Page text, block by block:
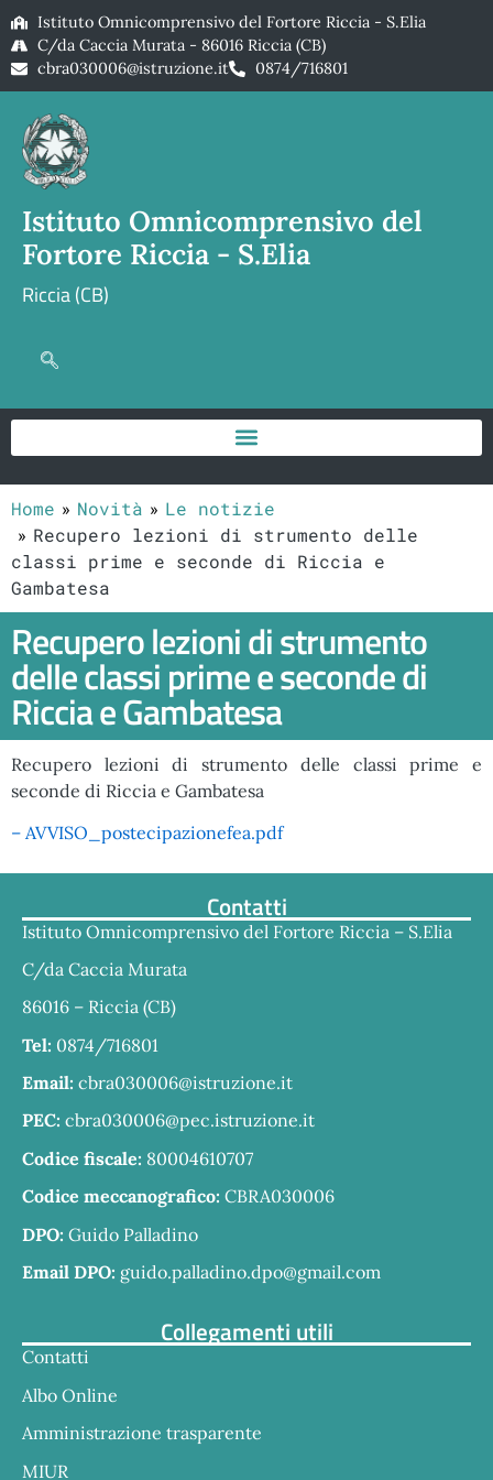
Istituto Omnicomprensivo del Fortore Riccia - S.Elia
C/da Caccia Murata - 86016 Riccia (CB)
cbra030006@istruzione.it
0874/716801
Istituto Omnicomprensivo del
Fortore Riccia - S.Elia
Riccia (CB)
Home Novità
Le notizie
Recupero lezioni di strumento delle
classi prime e seconde di Riccia e
Gambatesa
Recupero lezioni di strumento
delle classi prime e seconde di
Riccia e Gambatesa
Recupero lezioni di strumento delle classi prime e
seconde di Riccia e Gambatesa
– AVVISO_postecipazionefea.pdf
Contatti
Istituto Omnicomprensivo del Fortore Riccia – S.Elia
C/da Caccia Murata
86016 – Riccia (CB)
Tel: 0874/716801
Email: cbra030006@istruzione.it
PEC: cbra030006@pec.istruzione.it
Codice fiscale: 80004610707
Codice meccanografico: CBRA030006
DPO: Guido Palladino
Email DPO: guido.palladino.dpo@gmail.com
Collegamenti utili
Contatti
Albo Online
Amministrazione trasparente
MIUR